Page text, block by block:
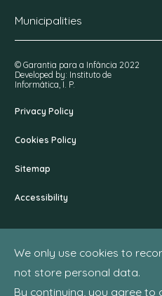
We only use cookies to
not store personal data.
By continuing, you agree to
Municipalities
© Garantia para a Infância 2022
Developed by: Instituto de
Informática, I. P.
Privacy Policy
Cookies Policy
Sitemap
Accessibility